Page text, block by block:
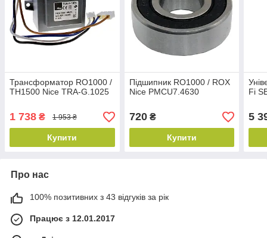
Трансформатор RO1000 /
TH1500 Nice TRA-G.1025
1 738 ₴ 1 953 ₴
Купити
Підшипник RO1000 / ROX
Nice PMCU7.4630
720₴
Купити
Fi
5
Про нас
100% позитивних з 43 відгуків за рік
Працює з 12.01.2017